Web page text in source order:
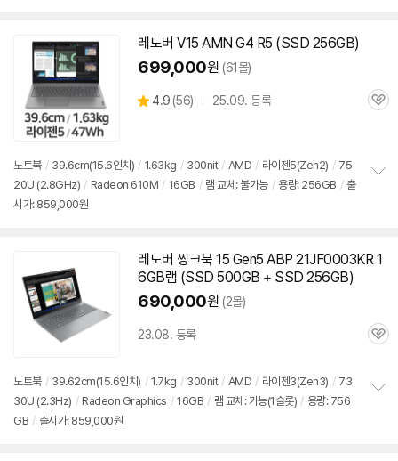
레노버 V15 AMN G4 R5 (SSD 256GB)
699,000원 (61몰)
별
4.9 (상
뷰
56) 25.09. 등록
관
노트북 / 39.6cm(15.6인치) / 1.63kg / 300nit / AMD / 라이젠5(Zen2) / 75
20U (2.8GHz) / Radeon 610M / 16GB / 램 교체: 불가능 / 용량: 256GB / 출
시가: 859,000원
기
레노버 씽크북 15 Gen5 ABP 21JF0003KR 1
6GB램 (SSD 500GB + SSD 256GB)
690,000원 (2몰)
23.08. 등록
관
노트북 / 39.62cm(15.6인치) / 1.7kg / 300nit / AMD / 라이젠3(Zen3) / 73
30U (2.3Hz) / Radeon Graphics / 16GB / 램 교체: 가능(1슬롯) / 용량: 756
GB / 출시가: 859,000원